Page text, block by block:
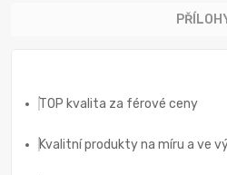
TOP kvalita za férové ceny
Kvalitní produkty na míru a ve